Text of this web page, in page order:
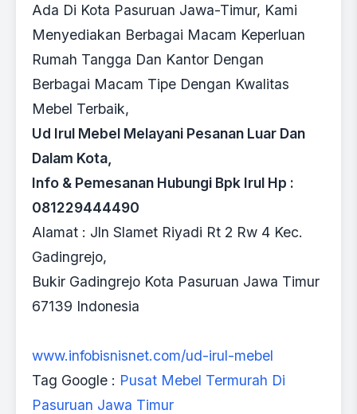
Ada Di Kota Pasuruan Jawa-Timur, Kami
Menyediakan Berbagai Macam Keperluan
Rumah Tangga Dan Kantor Dengan
Berbagai Macam Tipe Dengan Kwalitas
Mebel Terbaik,
Ud Irul Mebel Melayani Pesanan Luar Dan
Dalam Kota,
Info & Pemesanan Hubungi Bpk Irul Hp :
081229444490
Alamat : Jln Slamet Riyadi Rt 2 Rw 4 Kec.
Gadingrejo,
Bukir Gadingrejo Kota Pasuruan Jawa Timur
67139 Indonesia
www.infobisnisnet.com/ud-irul-mebel
Tag Google : Pusat Mebel Termurah Di
Pasuruan Jawa Timur